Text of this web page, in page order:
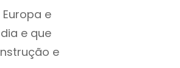
e
e que
e